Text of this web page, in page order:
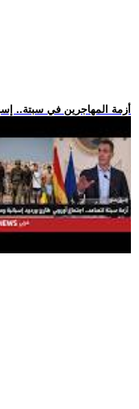
.. أزمة المهاجرين في سبتة..